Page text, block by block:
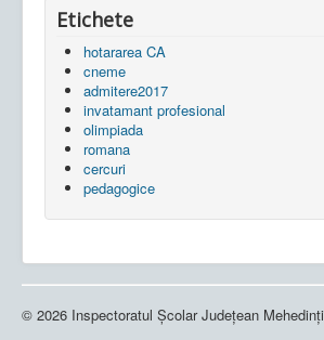
Etichete
hotararea CA
cneme
admitere2017
invatamant profesional
olimpiada
romana
cercuri
pedagogice
© 2026 Inspectoratul Școlar Județean Mehedinți